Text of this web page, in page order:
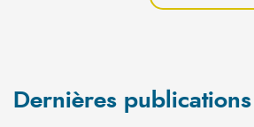
Dernières publications